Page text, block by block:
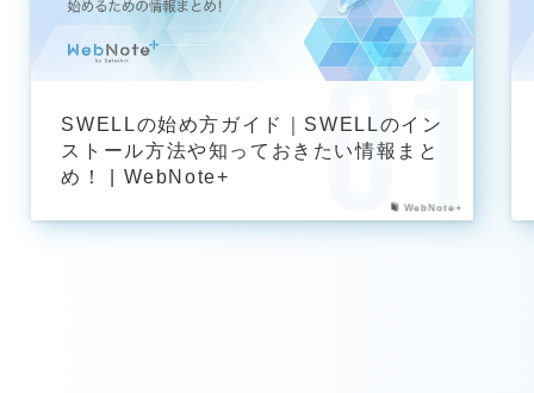
WebNote+
SWELLの始め方ガイド｜SWELLのイン
ストール方法や知っておきたい情報まと
め！ | WebNote+